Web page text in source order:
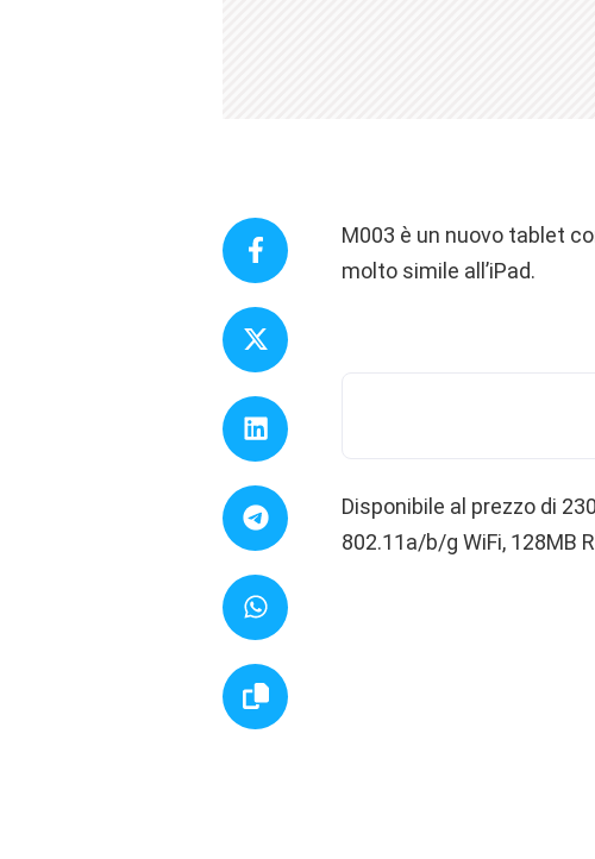
M003 è un nuovo tablet
molto simile all’iPad.
Disponibile al prezzo di
802.11a/b/g WiFi, 128MB